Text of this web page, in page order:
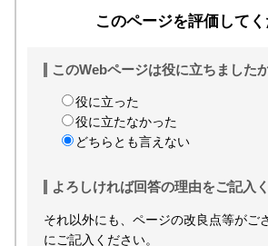
このページを評価して
このWebページは役に立ちました
役に立った
役に立たなかった
どちらとも言えない
よろしければ回答の理由をご記入
それ以外にも、ページの改良点等がご
にご記入ください。